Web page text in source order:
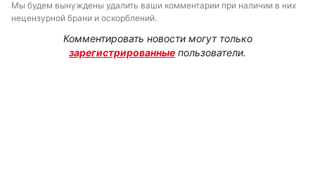
Мы будем вынуждены удалить ваши комментарии при наличии в них
нецензурной брани и оскорблений.
Комментировать новости могут только
зарегистрированные пользователи.